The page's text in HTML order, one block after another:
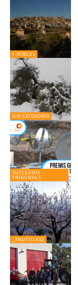
+ POBLES
SIN CATEGORÍA
SUCCESSOS -
TRIBUNALS
_PNOTICIAS2